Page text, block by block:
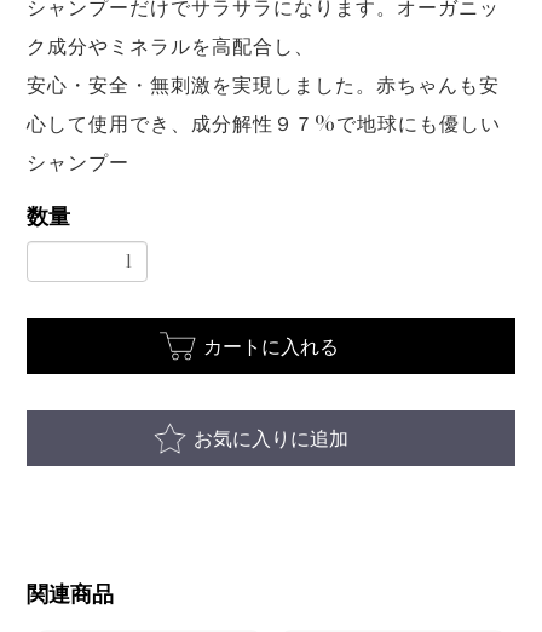
シャンプーだけでサラサラになります。オーガニッ
ク成分やミネラルを高配合し、
安心・安全・無刺激を実現しました。赤ちゃんも安
心して使用でき、成分解性９７%で地球にも優しい
シャンプー
数量
カートに入れる
お気に入りに追加
関連商品